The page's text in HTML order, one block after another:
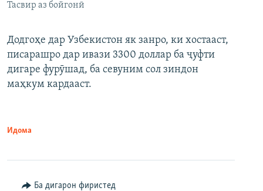
Тасвир аз бойгонӣ
Додгоҳе дар Узбекистон як занро, ки хостааст,
писарашро дар ивази 3300 доллар ба ҷуфти
дигаре фурӯшад, ба севуним сол зиндон
маҳкум кардааст.
Идома
Ба дигарон фиристед